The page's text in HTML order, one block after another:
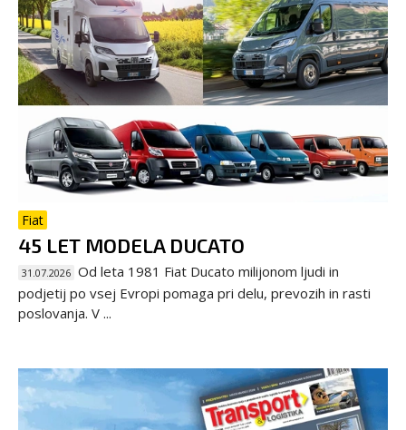
Fiat
45 LET MODELA DUCATO
31.07.2026 Od leta 1981 Fiat Ducato milijonom ljudi in
podjetij po vsej Evropi pomaga pri delu, prevozih in rasti
poslovanja. V ...